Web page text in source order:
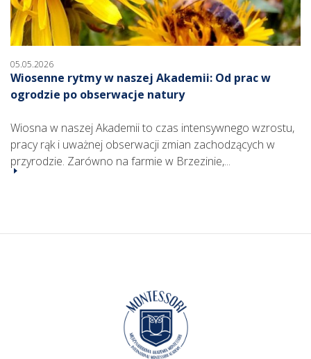
05.05.2026
Wiosenne rytmy w naszej Akademii: Od prac w
ogrodzie po obserwacje natury
Wiosna w naszej Akademii to czas intensywnego wzrostu,
pracy rąk i uważnej obserwacji zmian zachodzących w
przyrodzie. Zarówno na farmie w Brzezinie,...